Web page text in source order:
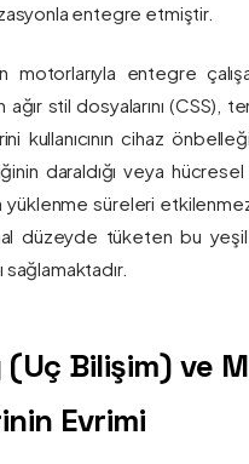
entegre etmiştir.
motorlarıyla entegre
stil dosyalarını (CSS),
kullanıcının cihaz
daraldığı veya
yüklenme süreleri
düzeyde tüketen bu yeşil
Bilişim) ve
Evrimi